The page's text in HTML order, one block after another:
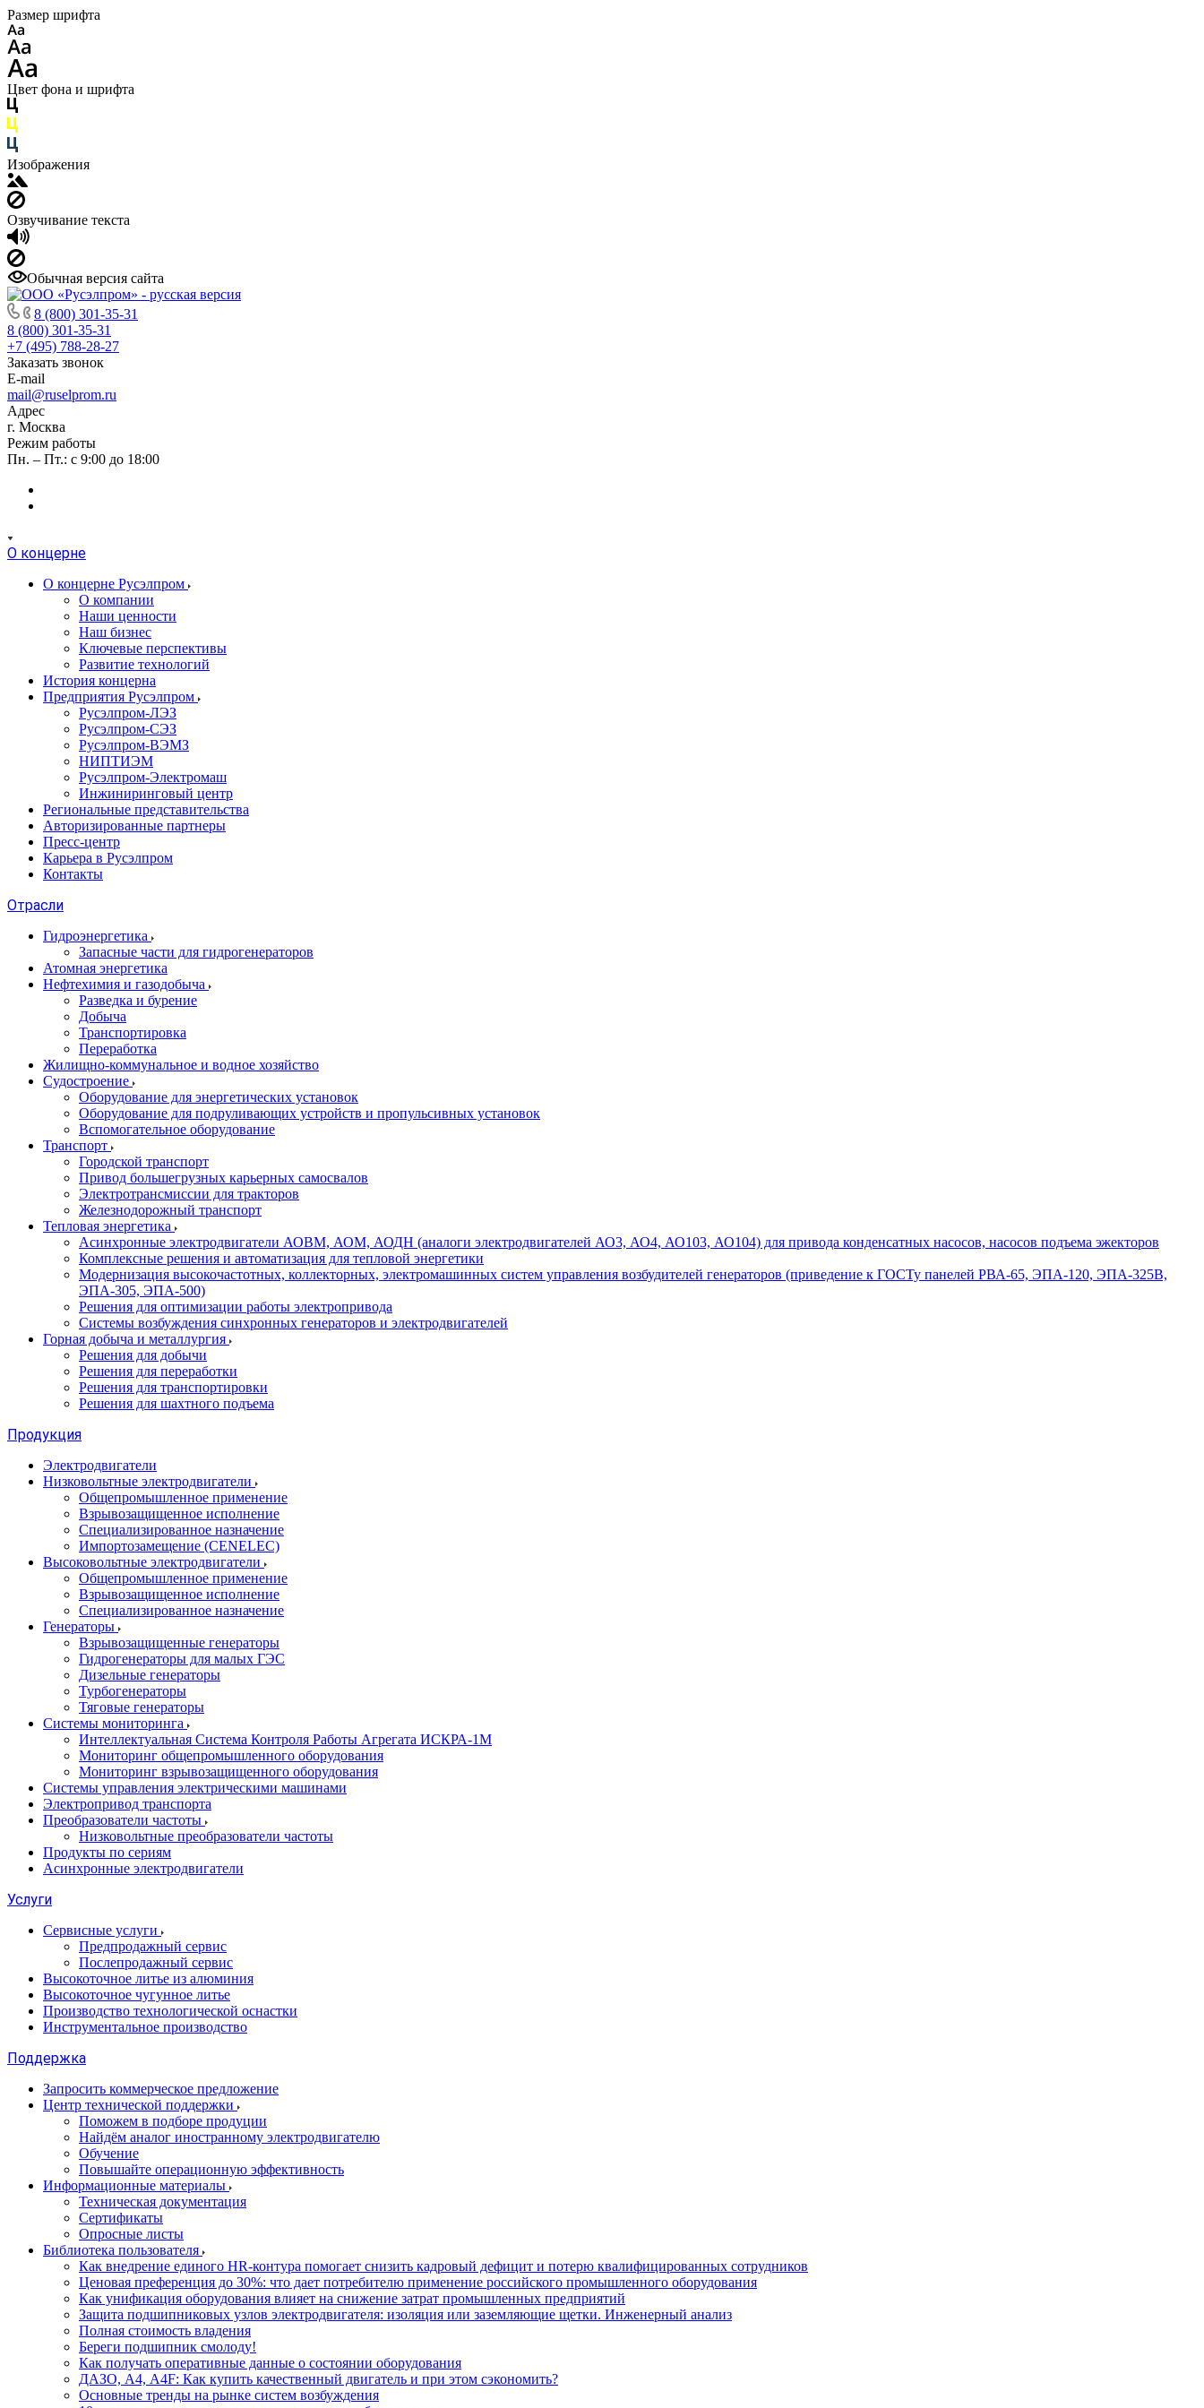
Размер шрифта
Цвет фона и шрифта
Изображения
Озвучивание текста
Обычная версия сайта
8 (800) 301-35-31
8 (800) 301-35-31
+7 (495) 788-28-27
Заказать звонок
E-mail
mail@ruselprom.ru
Адрес
г. Москва
Режим работы
Пн. – Пт.: с 9:00 до 18:00
О концерне
О концерне Русэлпром
О компании
Наши ценности
Наш бизнес
Ключевые перспективы
Развитие технологий
История концерна
Предприятия Русэлпром
Русэлпром-ЛЭЗ
Русэлпром-СЭЗ
Русэлпром-ВЭМЗ
НИПТИЭМ
Русэлпром-Электромаш
Инжиниринговый центр
Региональные представительства
Авторизированные партнеры
Пресс-центр
Карьера в Русэлпром
Контакты
Отрасли
Гидроэнергетика
Запасные части для гидрогенераторов
Атомная энергетика
Нефтехимия и газодобыча
Разведка и бурение
Добыча
Транспортировка
Переработка
Жилищно-коммунальное и водное хозяйство
Судостроение
Оборудование для энергетических установок
Оборудование для подруливающих устройств и пропульсивных установок
Вспомогательное оборудование
Транспорт
Городской транспорт
Привод большегрузных карьерных самосвалов
Электротрансмиссии для тракторов
Железнодорожный транспорт
Тепловая энергетика
Асинхронные электродвигатели АОВМ, АОМ, АОДН (аналоги электродвигателей АО3, АО4, АО103, АО104) для привода конденсатных насосов, насосов подъема эжекторов
Комплексные решения и автоматизация для тепловой энергетики
Модернизация высокочастотных, коллекторных, электромашинных систем управления возбудителей генераторов (приведение к ГОСТу панелей РВА-65, ЭПА-120, ЭПА-325В,
ЭПА-305, ЭПА-500)
Решения для оптимизации работы электропривода
Системы возбуждения синхронных генераторов и электродвигателей
Горная добыча и металлургия
Решения для добычи
Решения для переработки
Решения для транспортировки
Решения для шахтного подъема
Продукция
Электродвигатели
Низковольтные электродвигатели
Общепромышленное применение
Взрывозащищенное исполнение
Специализированное назначение
Импортозамещение (CENELEC)
Высоковольтные электродвигатели
Общепромышленное применение
Взрывозащищенное исполнение
Специализированное назначение
Генераторы
Взрывозащищенные генераторы
Гидрогенераторы для малых ГЭС
Дизельные генераторы
Турбогенераторы
Тяговые генераторы
Системы мониторинга
Интеллектуальная Система Контроля Работы Агрегата ИСКРА-1М
Мониторинг общепромышленного оборудования
Мониторинг взрывозащищенного оборудования
Системы управления электрическими машинами
Электропривод транспорта
Преобразователи частоты
Низковольтные преобразователи частоты
Продукты по сериям
Асинхронные электродвигатели
Услуги
Сервисные услуги
Предпродажный сервис
Послепродажный сервис
Высокоточное литье из алюминия
Высокоточное чугунное литье
Производство технологической оснастки
Инструментальное производство
Поддержка
Запросить коммерческое предложение
Центр технической поддержки
Поможем в подборе продуции
Найдём аналог иностранному электродвигателю
Обучение
Повышайте операционную эффективность
Информационные материалы
Техническая документация
Сертификаты
Опросные листы
Библиотека пользователя
Как внедрение единого HR-контура помогает снизить кадровый дефицит и потерю квалифицированных сотрудников
Ценовая преференция до 30%: что дает потребителю применение российского промышленного оборудования
Как унификация оборудования влияет на снижение затрат промышленных предприятий
Защита подшипниковых узлов электродвигателя: изоляция или заземляющие щетки. Инженерный анализ
Полная стоимость владения
Береги подшипник смолоду!
Как получать оперативные данные о состоянии оборудования
ДАЗО, А4, А4F: Как купить качественный двигатель и при этом сэкономить?
Основные тренды на рынке систем возбуждения